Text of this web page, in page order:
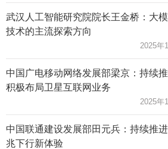
武汉人工智能研究院院长王金桥：大
技术的主流探索方向
2025年
中国广电移动网络发展部梁京：持续
积极布局卫星互联网业务
2025年
中国联通建设发展部田元兵：持续推
兆下行新体验